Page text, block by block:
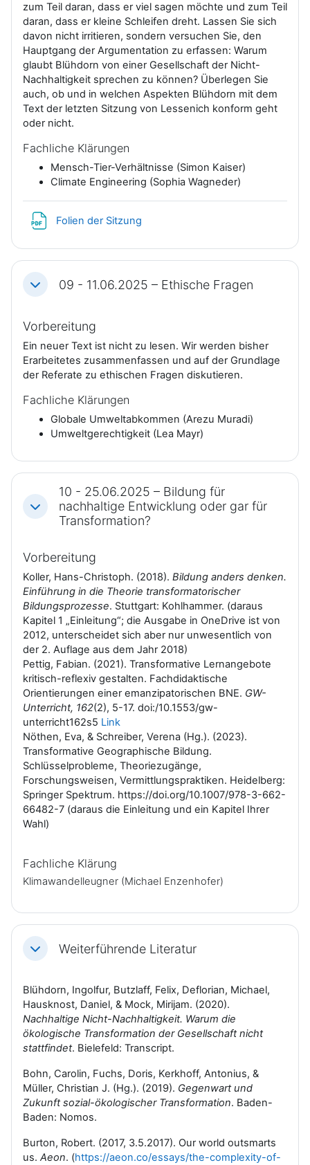
zum Teil daran, dass er viel sagen möchte und zum Teil
daran, dass er kleine Schleifen dreht. Lassen Sie sich
davon nicht irritieren, sondern versuchen Sie, den
Hauptgang der Argumentation zu erfassen: Warum
glaubt Blühdorn von einer Gesellschaft der Nicht-
Nachhaltigkeit sprechen zu können? Überlegen Sie
auch, ob und in welchen Aspekten Blühdorn mit dem
Text der letzten Sitzung von Lessenich konform geht
oder nicht.
Fachliche Klärungen
Mensch-Tier-Verhältnisse (Simon Kaiser)
Climate Engineering (Sophia Wagneder)
Folien der Sitzung
Einklappen09 - 11.06.2025 – Ethische Fragen
Vorbereitung
Ein neuer Text ist nicht zu lesen. Wir werden bisher
Erarbeitetes zusammenfassen und auf der Grundlage
der Referate zu ethischen Fragen diskutieren.
Fachliche Klärungen
Globale Umweltabkommen (Arezu Muradi)
Umweltgerechtigkeit (Lea Mayr)
Einklappen
10 - 25.06.2025 – Bildung für
nachhaltige Entwicklung oder gar für
Transformation?
Vorbereitung
Koller, Hans-Christoph. (2018). Bildung anders denken.
Einführung in die Theorie transformatorischer
Bildungsprozesse. Stuttgart: Kohlhammer. (daraus
Kapitel 1 „Einleitung“; die Ausgabe in OneDrive ist von
2012, unterscheidet sich aber nur unwesentlich von
der 2. Auflage aus dem Jahr 2018)
Pettig, Fabian. (2021). Transformative Lernangebote
kritisch-reflexiv gestalten. Fachdidaktische
Orientierungen einer emanzipatorischen BNE. GW-
Unterricht, 162(2), 5-17. doi:/10.1553/gw-
unterricht162s5 Link
Nöthen, Eva, & Schreiber, Verena (Hg.). (2023).
Transformative Geographische Bildung.
Schlüsselprobleme, Theoriezugänge,
Forschungsweisen, Vermittlungspraktiken. Heidelberg:
Springer Spektrum. https://doi.org/10.1007/978-3-662-
66482-7 (daraus die Einleitung und ein Kapitel Ihrer
Wahl)
Fachliche Klärung
Klimawandelleugner (Michael Enzenhofer)
EinklappenWeiterführende Literatur
Blühdorn, Ingolfur, Butzlaff, Felix, Deflorian, Michael,
Hausknost, Daniel, & Mock, Mirijam. (2020).
Nachhaltige Nicht-Nachhaltigkeit. Warum die
ökologische Transformation der Gesellschaft nicht
stattfindet. Bielefeld: Transcript.
Bohn, Carolin, Fuchs, Doris, Kerkhoff, Antonius, &
Müller, Christian J. (Hg.). (2019). Gegenwart und
Zukunft sozial-ökologischer Transformation. Baden-
Baden: Nomos.
Burton, Robert. (2017, 3.5.2017). Our world outsmarts
us. Aeon. (https://aeon.co/essays/the-complexity-of-